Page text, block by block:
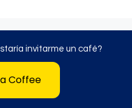
invitarme un café?
Coffee